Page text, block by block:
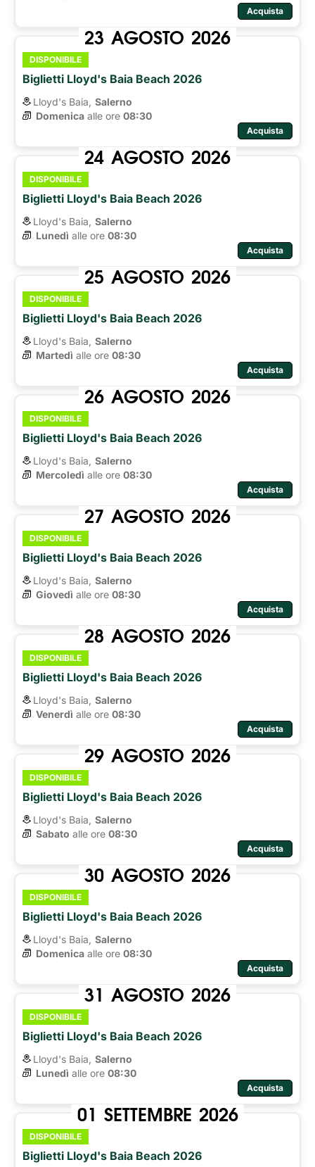
Acquista
23 AGOSTO 2026
DISPONIBILE
Biglietti Lloyd's Baia Beach 2026
Lloyd's Baia, Salerno
Domenica alle ore 08:30
Acquista
24 AGOSTO 2026
DISPONIBILE
Biglietti Lloyd's Baia Beach 2026
Lloyd's Baia, Salerno
Lunedì alle ore 08:30
Acquista
25 AGOSTO 2026
DISPONIBILE
Biglietti Lloyd's Baia Beach 2026
Lloyd's Baia, Salerno
Martedì alle ore 08:30
Acquista
26 AGOSTO 2026
DISPONIBILE
Biglietti Lloyd's Baia Beach 2026
Lloyd's Baia, Salerno
Mercoledì alle ore 08:30
Acquista
27 AGOSTO 2026
DISPONIBILE
Biglietti Lloyd's Baia Beach 2026
Lloyd's Baia, Salerno
Giovedì alle ore 08:30
Acquista
28 AGOSTO 2026
DISPONIBILE
Biglietti Lloyd's Baia Beach 2026
Lloyd's Baia, Salerno
Venerdì alle ore 08:30
Acquista
29 AGOSTO 2026
DISPONIBILE
Biglietti Lloyd's Baia Beach 2026
Lloyd's Baia, Salerno
Sabato alle ore 08:30
Acquista
30 AGOSTO 2026
DISPONIBILE
Biglietti Lloyd's Baia Beach 2026
Lloyd's Baia, Salerno
Domenica alle ore 08:30
Acquista
31 AGOSTO 2026
DISPONIBILE
Biglietti Lloyd's Baia Beach 2026
Lloyd's Baia, Salerno
Lunedì alle ore 08:30
Acquista
01 SETTEMBRE 2026
DISPONIBILE
Biglietti Lloyd's Baia Beach 2026